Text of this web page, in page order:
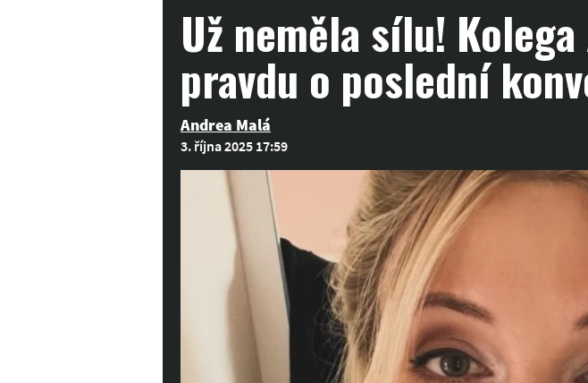
Už neměla sílu!
pravdu o poslední
Andrea Malá
3. října 2025 17:59